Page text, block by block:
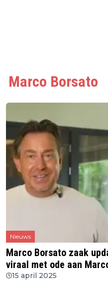
Marco Borsato
Nieuws
Marco Borsato zaak
viraal met ode aan
15 april 2025